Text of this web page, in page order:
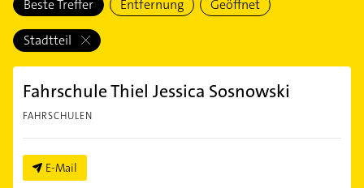
Beste Treffer Entfernung Geöffnet
Stadtteil
Fahrschule Thiel Jessica Sosnowski
FAHRSCHULEN
E-Mail